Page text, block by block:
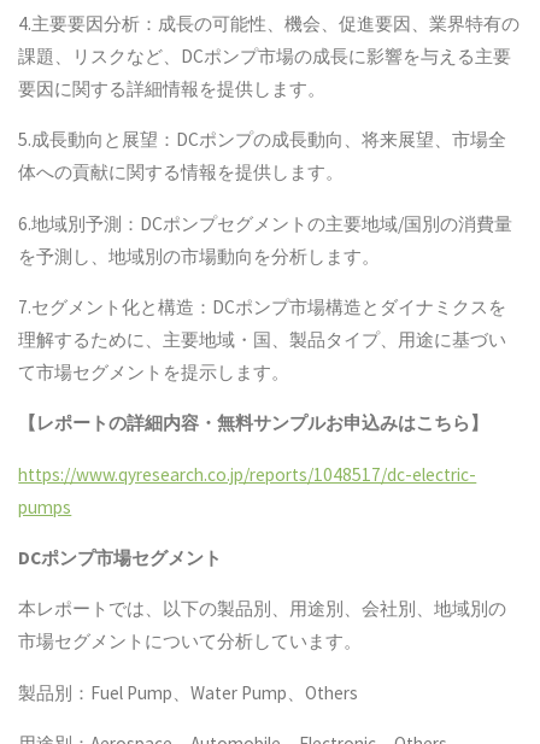
4.主要要因分析：成長の可能性、機会、促進要因、業界特有の
課題、リスクなど、DCポンプ市場の成長に影響を与える主要
要因に関する詳細情報を提供します。
5.成長動向と展望：DCポンプの成長動向、将来展望、市場全
体への貢献に関する情報を提供します。
6.地域別予測：DCポンプセグメントの主要地域/国別の消費量
を予測し、地域別の市場動向を分析します。
7.セグメント化と構造：DCポンプ市場構造とダイナミクスを
理解するために、主要地域・国、製品タイプ、用途に基づい
て市場セグメントを提示します。
【レポートの詳細内容・無料サンプルお申込みはこちら】
https://www.qyresearch.co.jp/reports/1048517/dc-electric-
pumps
DCポンプ市場セグメント
本レポートでは、以下の製品別、用途別、会社別、地域別の
市場セグメントについて分析しています。
製品別：Fuel Pump、Water Pump、Others